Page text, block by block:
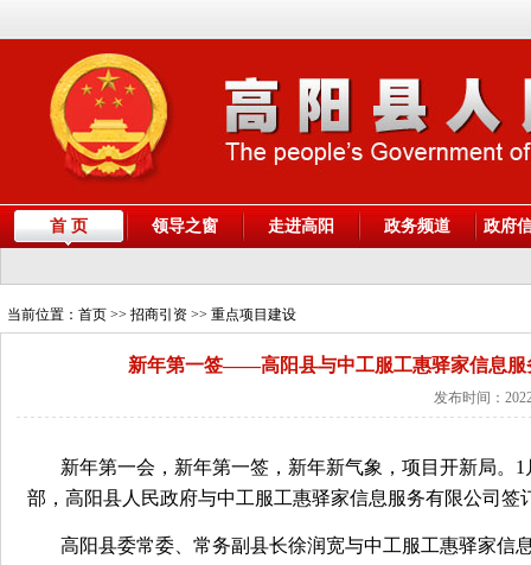
首 页 领导之窗 走进高阳 政务频道 政府
当前位置： 首页 >> 招商引资 >> 重点项目建设
新年第一签——高阳县与中工服工惠驿家信息服
发布时间：
新年第一会，新年第一签，新年新气象，项目开新局。
部，高阳县人民政府与中工服工惠驿家信息服务有限公司
高阳县委常委、常务副县长徐润宽与中工服工惠驿家信